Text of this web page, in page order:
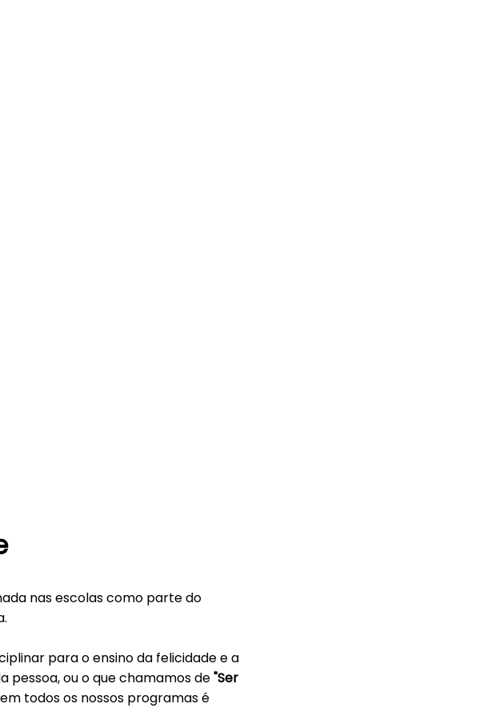
nas escolas como parte do
para o ensino da felicidade e a
ou o que chamamos de"Ser
todos os nossos programas é